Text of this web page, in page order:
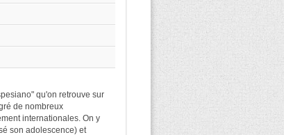
qu'on retrouve sur
de nombreux
internationales. On y
son adolescence) et